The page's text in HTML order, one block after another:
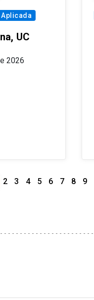
UC
2026
2 3 4 5 6 7 8 9